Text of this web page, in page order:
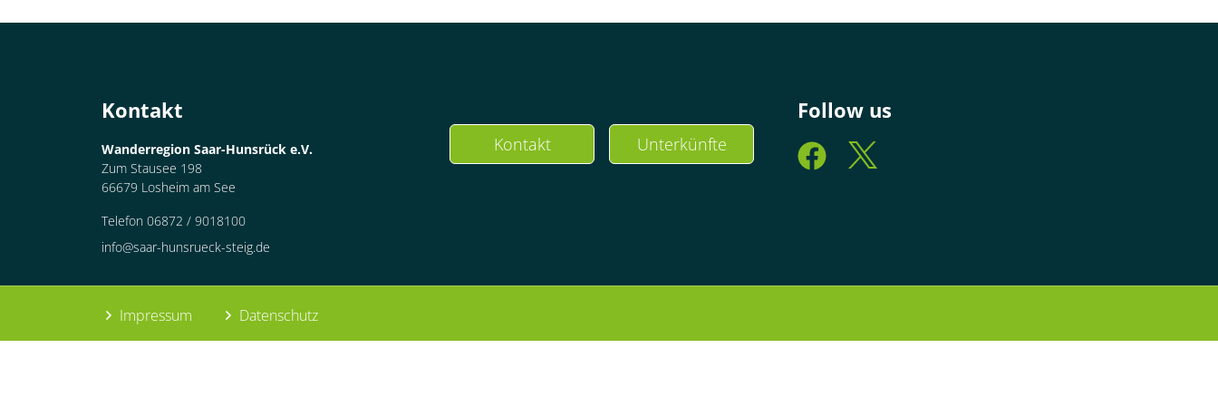
Kontakt
Wanderregion Saar-Hunsrück e.V.
Zum Stausee 198
66679 Losheim am See
Telefon 06872 / 9018100
info@saar-hunsrueck-steig.de
Kontakt Unterkünfte
Follow us
Impressum Datenschutz